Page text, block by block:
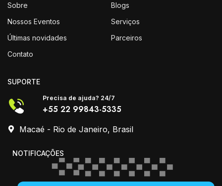
Sobre
Nossos Eventos
Últimas novidades
Contato
Blogs
Serviços
Parceiros
SUPORTE
Precisa de ajuda? 24/7
+55 22 99843-5335
Macaé - Rio de Janeiro, Brasil
NOTIFICAÇÕES